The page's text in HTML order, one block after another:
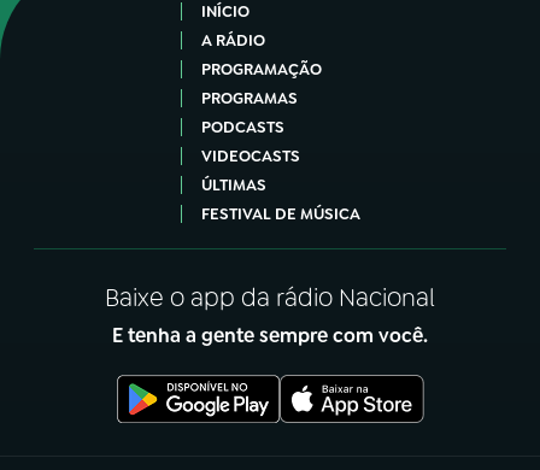
INÍCIO
A RÁDIO
PROGRAMAÇÃO
PROGRAMAS
PODCASTS
VIDEOCASTS
ÚLTIMAS
FESTIVAL DE MÚSICA
Baixe o app da rádio Nacional
E tenha a gente sempre com você.